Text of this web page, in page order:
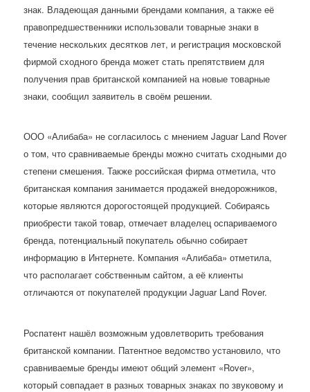
знак. Владеющая данными брендами компания, а также её
правопредшественники использовали товарные знаки в
течение нескольких десятков лет, и регистрация московской
фирмой сходного бренда может стать препятствием для
получения прав британской компанией на новые товарные
знаки, сообщил заявитель в своём решении.
ООО «Алибаба» не согласилось с мнением Jaguar Land Rover
о том, что сравниваемые бренды можно считать сходными до
степени смешения. Также российская фирма отметила, что
британская компания занимается продажей внедорожников,
которые являются дорогостоящей продукцией. Собираясь
приобрести такой товар, отмечает владелец оспариваемого
бренда, потенциальный покупатель обычно собирает
информацию в Интернете. Компания «Алибаба» отметила,
что располагает собственным сайтом, а её клиенты
отличаются от покупателей продукции Jaguar Land Rover.
Роспатент нашёл возможным удовлетворить требования
британской компании. Патентное ведомство установило, что
сравниваемые бренды имеют общий элемент «Rover»,
который совпадает в разных товарных знаках по звуковому и